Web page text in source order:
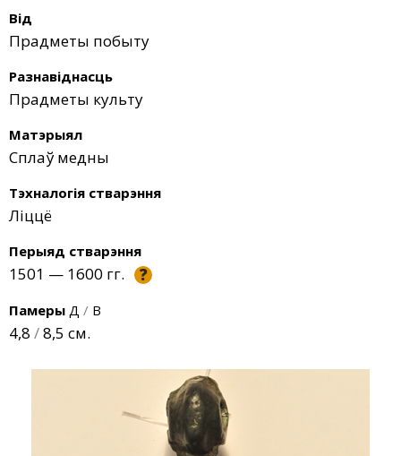
Від
Прадметы побыту
Разнавіднасць
Прадметы культу
Матэрыял
Сплаў медны
Тэхналогія стварэння
Ліццё
Перыяд стварэння
1501 — 1600 гг. ?
Памеры Д / В
4,8 /8,5 см.